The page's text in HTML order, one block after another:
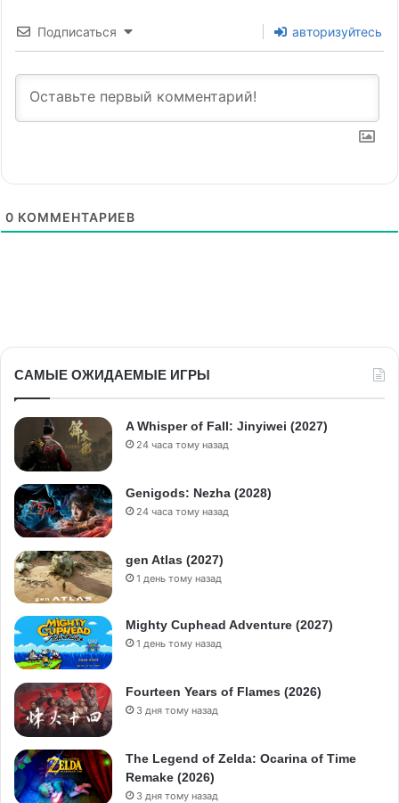
Подписаться авторизуйтесь
0 КОММЕНТАРИЕВ
САМЫЕ ОЖИДАЕМЫЕ ИГРЫ
A Whisper of Fall: Jinyiwei (2027)
24 часа тому назад
Genigods: Nezha (2028)
24 часа тому назад
gen Atlas (2027)
1 день тому назад
Mighty Cuphead Adventure (2027)
1 день тому назад
Fourteen Years of Flames (2026)
3 дня тому назад
The Legend of Zelda: Ocarina of Time
Remake (2026)
3 дня тому назад